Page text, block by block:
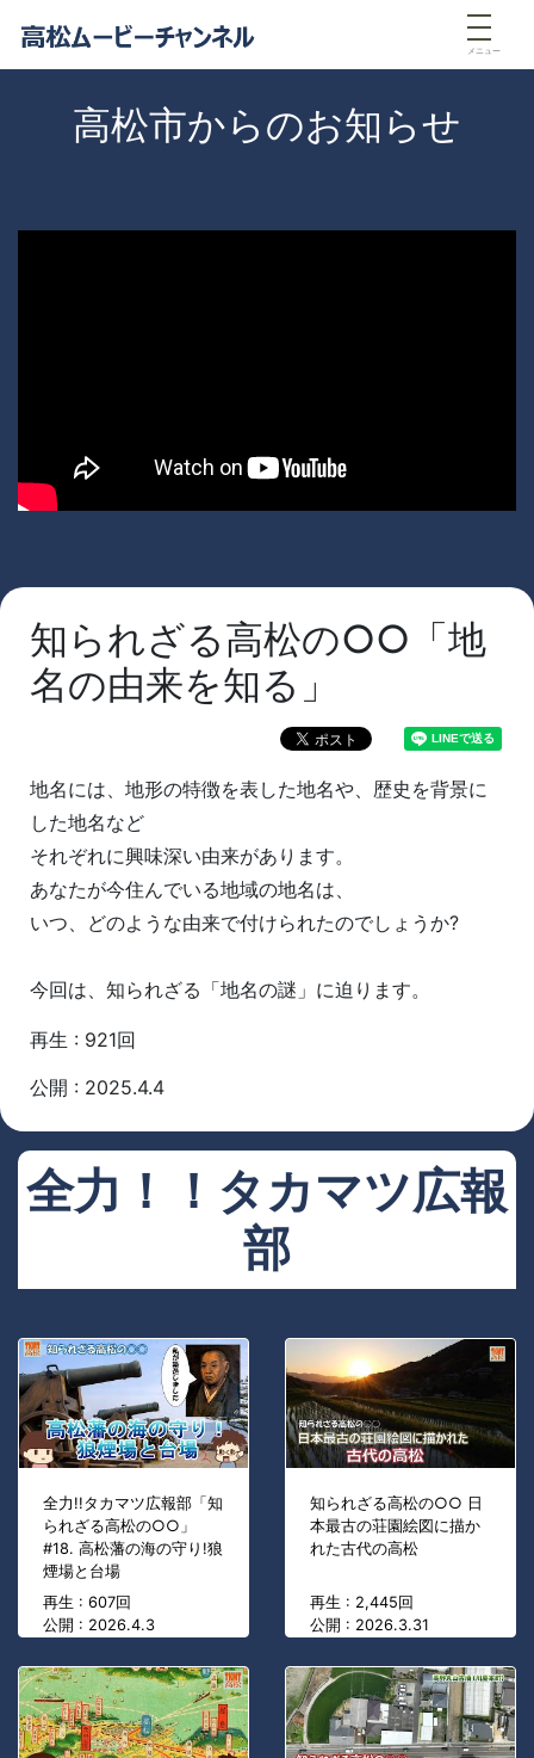
メニュー
高松市からのお知らせ
知られざる高松の○○「地
名の由来を知る」
地名には、地形の特徴を表した地名や、歴史を背景に
した地名など
それぞれに興味深い由来があります。
あなたが今住んでいる地域の地名は、
いつ、どのような由来で付けられたのでしょうか?
今回は、知られざる「地名の謎」に迫ります。
再生 : 921回
公開 : 2025.4.4
全力！！タカマツ広報
部
全力!!タカマツ広報部「知
られざる高松の○○」
#18. 高松藩の海の守り!狼
煙場と台場
再生 : 607回
公開 : 2026.4.3
知られざる高松の○○ 日
本最古の荘園絵図に描か
れた古代の高松
再生 : 2,445回
公開 : 2026.3.31